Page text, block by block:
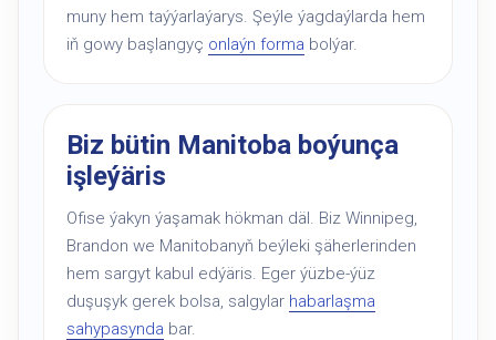
muny hem taýýarlaýarys. Şeýle ýagdaýlarda hem
iň gowy başlangyç onlaýn forma bolýar.
Biz bütin Manitoba boýunça
işleýäris
Ofise ýakyn ýaşamak hökman däl. Biz Winnipeg,
Brandon we Manitobanyň beýleki şäherlerinden
hem sargyt kabul edýäris. Eger ýüzbe-ýüz
duşuşyk gerek bolsa, salgylar habarlaşma
sahypasynda bar.